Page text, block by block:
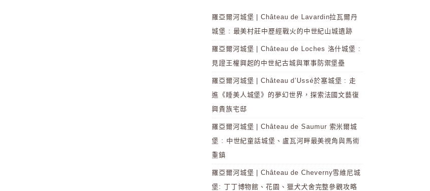
羅亞爾河城堡 | Château de Lavardin拉瓦爾丹
城堡 : 最美村莊中歷經戰火的中世紀山城遺跡
羅亞爾河城堡 | Château de Loches 洛什城堡 :
見證王權興起的中世紀古城與軍事防禦堡壘
羅亞爾河城堡 | Château d’Ussé於塞城堡 : 走
進《睡美人城堡》的夢幻世界，探索法國文藝復
興貴族宅邸
羅亞爾河城堡 | Château de Saumur 索米爾城
堡 : 中世紀童話城堡、盧瓦河畔最美視角與馬術
重鎮
羅亞爾河城堡 | Château de Cheverny雪維尼城
堡: 丁丁博物館、花園、獵犬犬舍完整參觀攻略